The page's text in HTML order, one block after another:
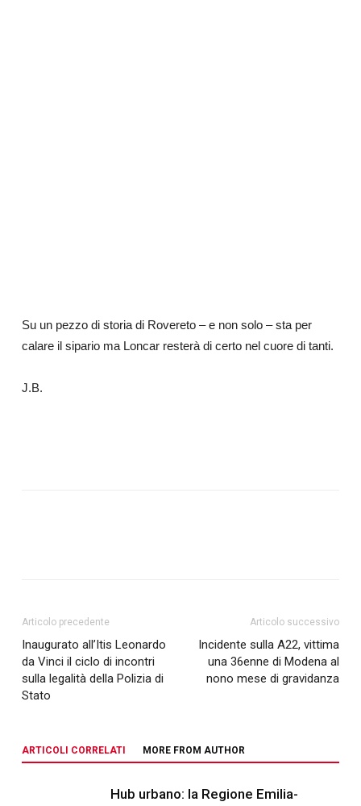
Su un pezzo di storia di Rovereto – e non solo – sta per
calare il sipario ma Loncar resterà di certo nel cuore di tanti.
J.B.
Articolo precedente
Inaugurato all’Itis Leonardo
da Vinci il ciclo di incontri
sulla legalità della Polizia di
Stato
Articolo successivo
Incidente sulla A22, vittima
una 36enne di Modena al
nono mese di gravidanza
ARTICOLI CORRELATI MORE FROM AUTHOR
Hub urbano: la Regione Emilia-